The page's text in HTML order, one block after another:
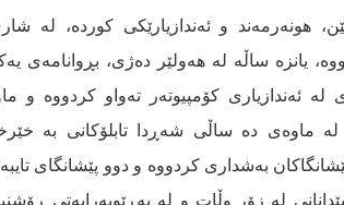
هونەرمەند و ئەندازیارێکی کوردە، لە
یانزە ساڵە لە هەولێر دەژی، بڕوانامەی
لە ئەندازیاری کۆمپیوتەر تەواو کردووە و
لە ماوەی دە ساڵی شەڕدا تابلۆکانی بە
بەشداری کردووە و دوو پێشانگای
لە زۆر وڵات و لە بەڕێوبەرایەتی